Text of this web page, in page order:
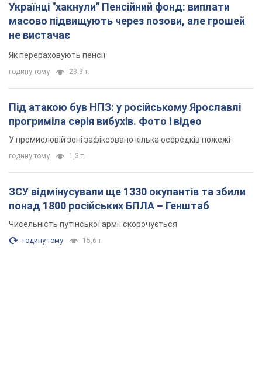
Українці "хакнули" Пенсійний фонд: виплати
масово підвищують через позови, але грошей
не вистачає
Як перераховують пенсії
годину тому 23,3 т.
Під атакою був НПЗ: у російському Ярославлі
прогриміла серія вибухів. Фото і відео
У промисловій зоні зафіксовано кілька осередків пожежі
годину тому 1,3 т.
ЗСУ відмінусували ще 1330 окупантів та збили
понад 1800 російських БПЛА – Генштаб
Чисельність путінської армії скорочується
годину тому 15,6 т.